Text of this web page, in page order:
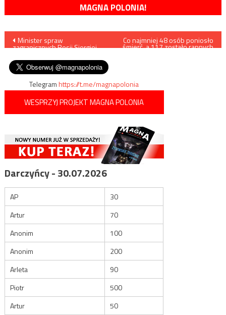
MAGNA POLONIA!
Nawigacja
wpisu
Minister spraw
zagranicznych Rosji Siergiej
Co najmniej 48 osób poniosło
śmierć, a 117 zostało rannych
Telegramhttps://t.me/magnapolonia
WESPRZYJ PROJEKT MAGNA POLONIA
Darczyńcy - 30.07.2026
AP
30
Artur
70
Anonim
100
Anonim
200
Arleta
90
Piotr
500
Artur
50